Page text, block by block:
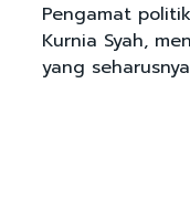
Pengamat
Kurnia Syah,
yang